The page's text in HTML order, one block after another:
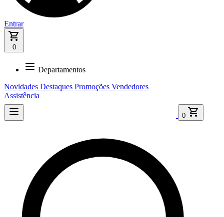
Entrar
0
Departamentos
Novidades Destaques Promoções Vendedores
Assistência
0